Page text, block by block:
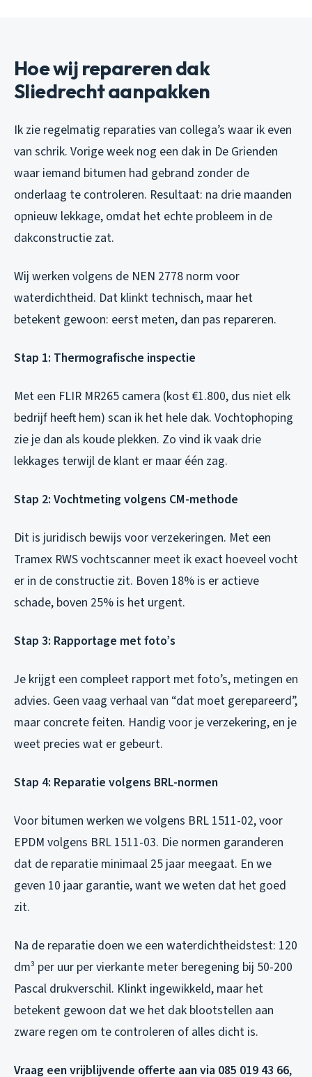
Hoe wij repareren dak
Sliedrecht aanpakken
Ik zie regelmatig reparaties van collega’s waar ik even
van schrik. Vorige week nog een dak in De Grienden
waar iemand bitumen had gebrand zonder de
onderlaag te controleren. Resultaat: na drie maanden
opnieuw lekkage, omdat het echte probleem in de
dakconstructie zat.
Wij werken volgens de NEN 2778 norm voor
waterdichtheid. Dat klinkt technisch, maar het
betekent gewoon: eerst meten, dan pas repareren.
Stap 1: Thermografische inspectie
Met een FLIR MR265 camera (kost €1.800, dus niet elk
bedrijf heeft hem) scan ik het hele dak. Vochtophoping
zie je dan als koude plekken. Zo vind ik vaak drie
lekkages terwijl de klant er maar één zag.
Stap 2: Vochtmeting volgens CM-methode
Dit is juridisch bewijs voor verzekeringen. Met een
Tramex RWS vochtscanner meet ik exact hoeveel vocht
er in de constructie zit. Boven 18% is er actieve
schade, boven 25% is het urgent.
Stap 3: Rapportage met foto’s
Je krijgt een compleet rapport met foto’s, metingen en
advies. Geen vaag verhaal van “dat moet gerepareerd”,
maar concrete feiten. Handig voor je verzekering, en je
weet precies wat er gebeurt.
Stap 4: Reparatie volgens BRL-normen
Voor bitumen werken we volgens BRL 1511-02, voor
EPDM volgens BRL 1511-03. Die normen garanderen
dat de reparatie minimaal 25 jaar meegaat. En we
geven 10 jaar garantie, want we weten dat het goed
zit.
Na de reparatie doen we een waterdichtheidstest: 120
dm³ per uur per vierkante meter beregening bij 50-200
Pascal drukverschil. Klinkt ingewikkeld, maar het
betekent gewoon dat we het dak blootstellen aan
zware regen om te controleren of alles dicht is.
Vraag een vrijblijvende offerte aan via 085 019 43 66,